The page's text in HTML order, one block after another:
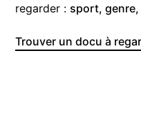
regarder : sport,
Trouver un docu à